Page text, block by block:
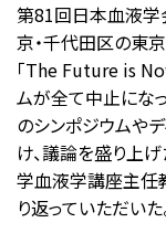
第81回日本血液学
京・千代田区の東
「The Future is
ムが全て中止にな
のシンポジウムや
け、議論を盛り上
学血液学講座主任
り返っていただいた